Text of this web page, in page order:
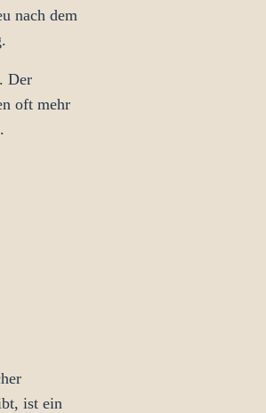
nach dem
Der
oft mehr
ist ein